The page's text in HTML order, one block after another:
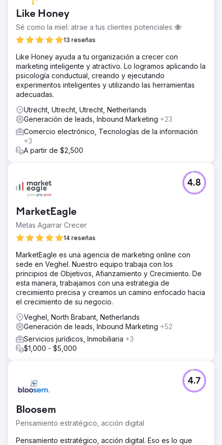
Like Honey
Sé como la miel: atrae a tus clientes potenciales 🐝
13 reseñas
Like Honey ayuda a tu organización a crecer con
marketing inteligente y atractivo. Lo logramos aplicando la
psicología conductual, creando y ejecutando
experimentos inteligentes y utilizando las herramientas
adecuadas.
Utrecht, Utrecht, Utrecht, Netherlands
Generación de leads, Inbound Marketing +23
Comercio electrónico, Tecnologías de la información
+3
A partir de $2,500
MarketEagle
Metas Agarrar Crecer
14 reseñas
4.8
MarketEagle es una agencia de marketing online con
sede en Veghel. Nuestro equipo trabaja con los
principios de Objetivos, Afianzamiento y Crecimiento. De
esta manera, trabajamos con una estrategia de
crecimiento precisa y creamos un camino enfocado hacia
el crecimiento de su negocio.
Veghel, North Brabant, Netherlands
Generación de leads, Inbound Marketing +52
Servicios jurídicos, Inmobiliaria +3
$1,000 - $5,000
Bloosem
Pensamiento estratégico, acción digital
4.7
Pensamiento estratégico, acción digital. Eso es lo que